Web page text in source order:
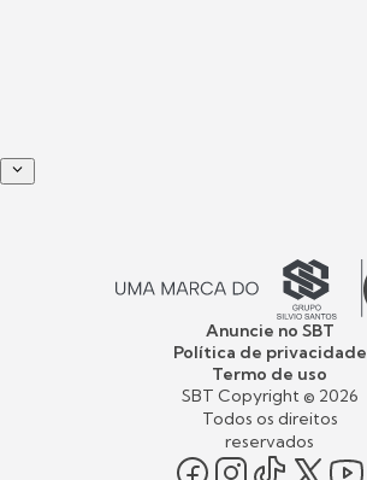
Anuncie no SBT
Política de privacidade
Termo de uso
SBT Copyright © 2026
Todos os direitos
reservados